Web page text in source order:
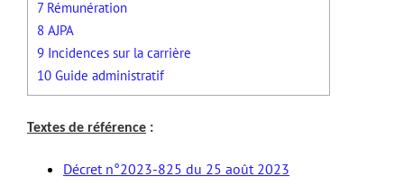
7 Rémunération
8 AJPA
9 Incidences sur la carrière
10 Guide administratif
Textes de référence :
Décret n°2023-825 du 25 août 2023